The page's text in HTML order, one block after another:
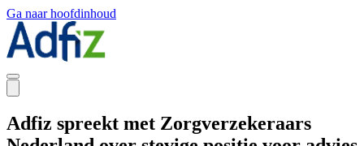
Ga naar hoofdinhoud
Adfiz spreekt met Zorgverzekeraars